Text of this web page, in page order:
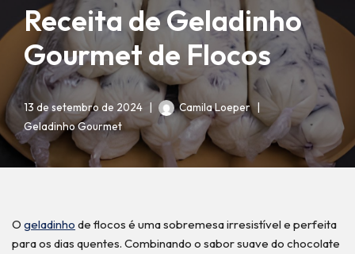
Receita de Geladinho
Gourmet de Flocos
13 de setembro de 2024
Camila Loeper
Geladinho Gourmet
O geladinho de flocos é uma sobremesa irresistível e perfeita
para os dias quentes. Combinando o sabor suave do chocolate